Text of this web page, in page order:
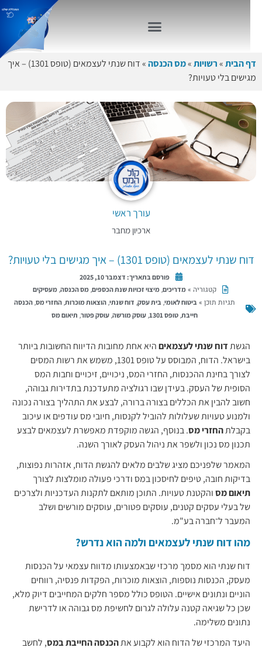
דף הבית»רשויות»מס הכנסה»
דוח שנתי לעצמאים (טופס 1301) – איך
מגישים בלי טעויות?
עורך ראשי
ארכיון מחבר
דוח שנתי לעצמאים (טופס 1301) – איך מגישים בלי טעויות?
פורסם בתאריך:דצמבר 10, 2025
קטגוריה » מדריכים,מיצוי זכויות שנת הכספים,מס הכנסה,מעסיקים
תגיות תוכן » ביטוח לאומי,בית עסק,דוח שנתי,הוצאות מוכרות,החזרי מס,הכנסה
חייבת,טופס 1301 ,עוסק מורשה,עוסק פטור,תיאום מס
הגשתדוח שנתי לעצמאיםהיא אחת מחובות הדיווח החשובות ביותר
בישראל. הדוח, המבוסס על טופס 1301, משמש את רשות המסים
לצורך בחינת ההכנסות, החזרי המס, ניכויים, זיכויים וחבות המס
הסופית של העסק. בעידן שבו רגולציה מתעדכנת בתדירות גבוהה,
חשוב להבין את הכללים בצורה ברורה, לבצע את התהליך בצורה נכונה
ולמנוע טעויות שעלולות להוביל לקנסות, חיובי מס עודפים או עיכוב
בקבלתהחזרי מס. בנוסף, הגשה מוקפדת מאפשרת לעצמאים לבצע
תכנון מס נכון ולשפר את ניהול העסק לאורך השנה.
המאמר שלפניכם מציג שלבים מלאים להגשת הדוח, אזהרות נפוצות,
בדיקות חובה, טיפים לחיסכון במס ודרכי פעולה מומלצות לצורך
תיאום מסוהקטנת טעויות. התוכן מותאם לתקנות העדכניות ולצרכים
של בעלי עסקים קטנים, עוסקים פטורים, עוסקים מורשים ושלב
המעבר ל־חברה בע"מ.
מהו דוח שנתי לעצמאים ולמה הוא נדרש?
דוח שנתי הוא מסמך מרכזי שבאמצעותו מדווח עצמאי על הכנסות
מעסק, הכנסות נוספות, הוצאות מוכרות, הפקדות פנסיה, רווחים
הוניים ונתונים אישיים. הטופס כולל מספר חלקים המחייבים דיוק מלא,
שכן כל שגיאה קטנה עלולה לגרום לחשיפת מס גבוהה או לדרישת
נתונים משלימה.
היעד המרכזי של הדוח הוא לקבוע אתהכנסה החייבת במס, לחשב